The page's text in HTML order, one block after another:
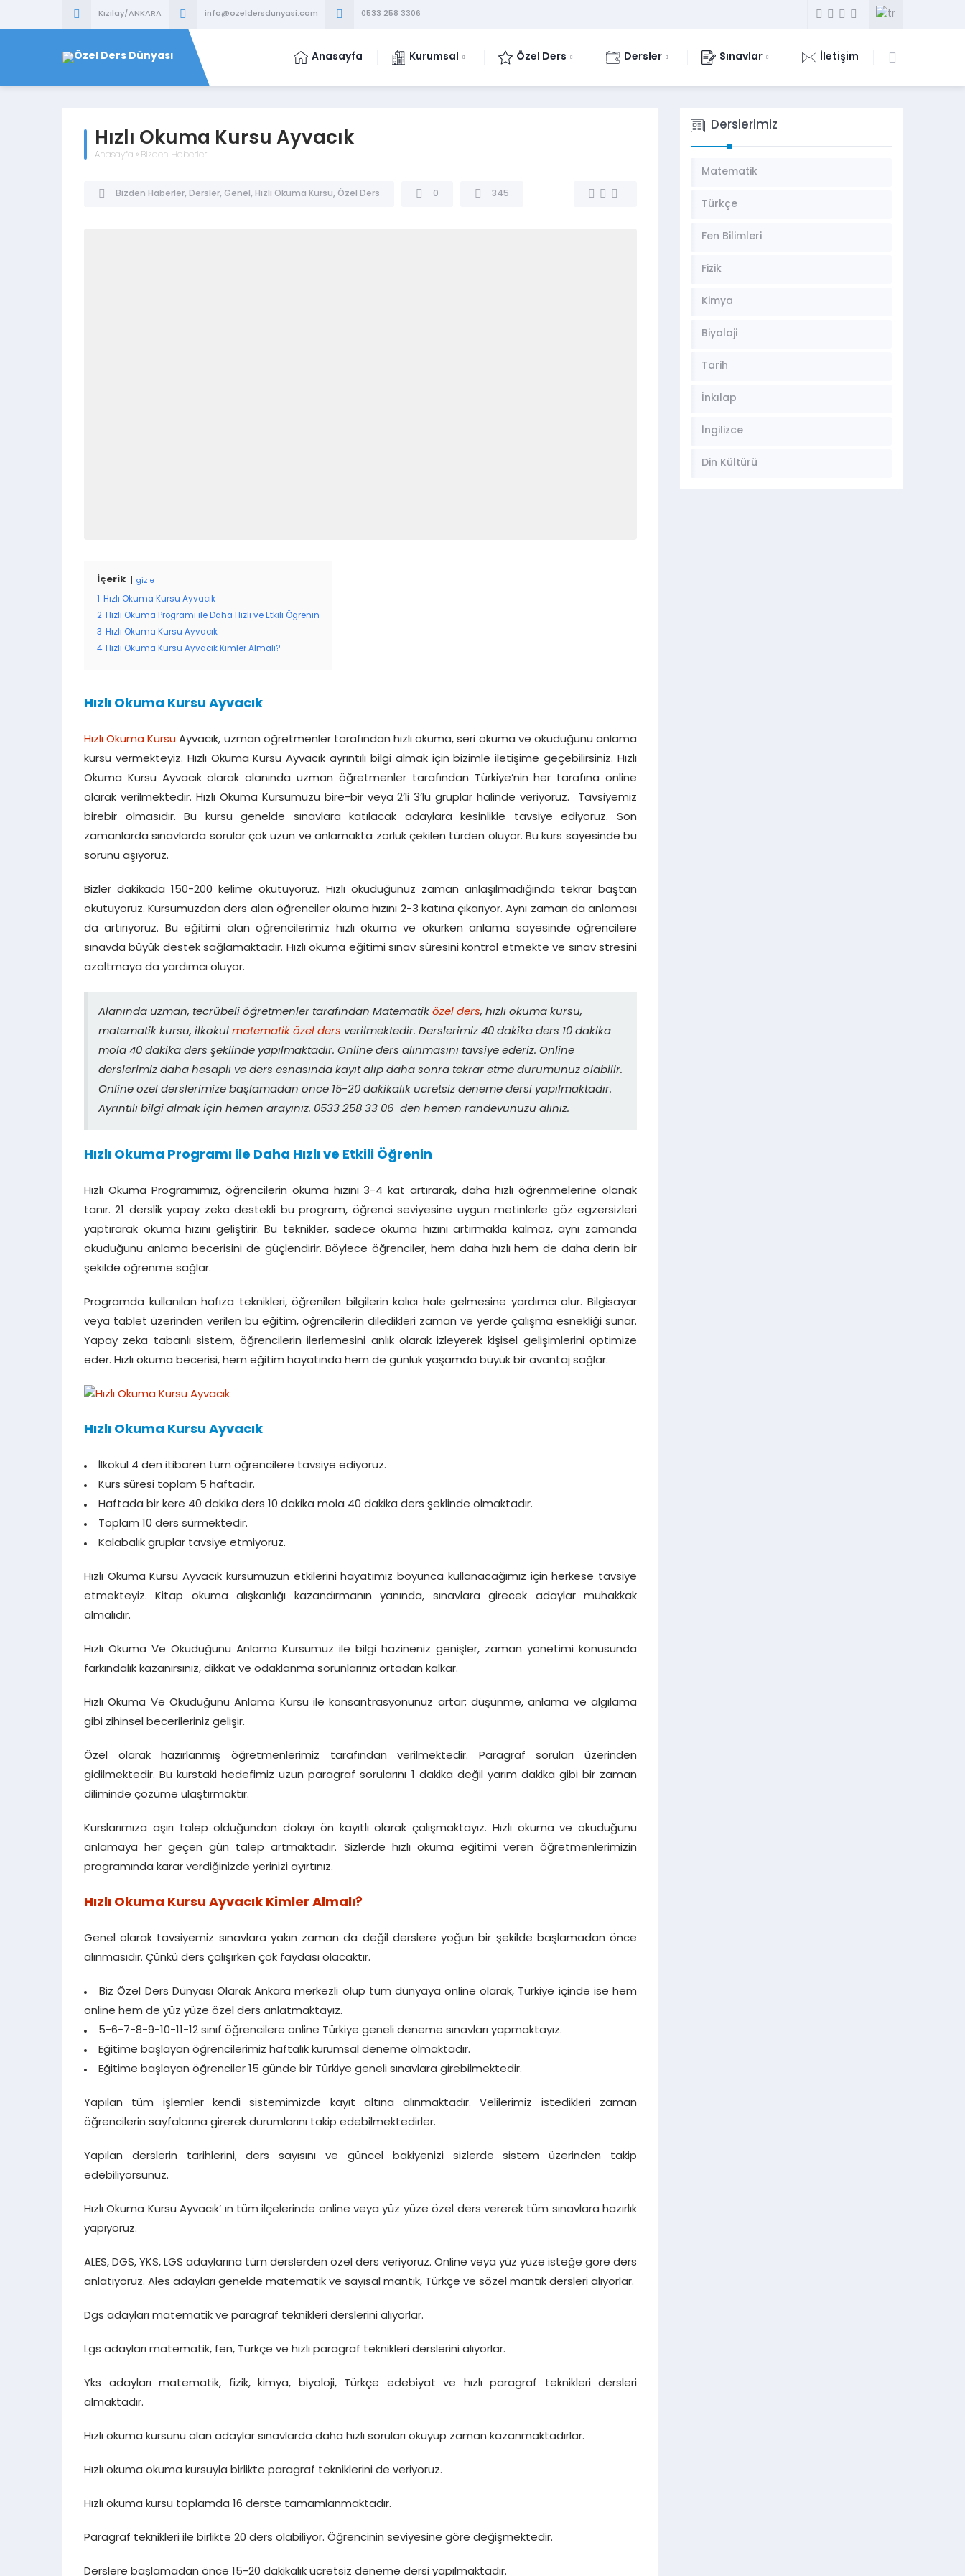
Kızılay/ANKARA info@ozeldersdunyasi.com 0533 258 3306
Anasayfa Kurumsal Özel Ders Dersler Sınavlar İletişim
Hızlı Okuma Kursu Ayvacık
Anasayfa » Bizden Haberler
Bizden Haberler, Dersler, Genel , Hızlı Okuma Kursu, Özel Ders 0 345
İçerik gizle
Hızlı Okuma Kursu Ayvacık
2 Hızlı Okuma Programı ile Daha Hızlı ve Etkili Öğrenin
3
Hızlı Okuma Kursu Ayvacık
4 Hızlı Okuma Kursu Ayvacık Kimler Almalı?
Hızlı Okuma Kursu Ayvacık
Hızlı Okuma Kursu Ayvacık, uzman öğretmenler tarafından hızlı okuma, seri okuma ve okuduğunu anlama
kursu vermekteyiz. Hızlı Okuma Kursu Ayvacık ayrıntılı bilgi almak için bizimle iletişime geçebilirsiniz. Hızlı
Okuma Kursu Ayvacık olarak alanında uzman öğretmenler tarafından Türkiye’nin her tarafına online
olarak verilmektedir. Hızlı Okuma Kursumuzu bire-bir veya 2’li 3’lü gruplar halinde veriyoruz. Tavsiyemiz
birebir olmasıdır. Bu kursu genelde sınavlara katılacak adaylara kesinlikle tavsiye ediyoruz. Son
zamanlarda sınavlarda sorular çok uzun ve anlamakta zorluk çekilen türden oluyor. Bu kurs sayesinde bu
sorunu aşıyoruz.
Bizler dakikada 150-200 kelime okutuyoruz. Hızlı okuduğunuz zaman anlaşılmadığında tekrar baştan
okutuyoruz. Kursumuzdan ders alan öğrenciler okuma hızını 2-3 katına çıkarıyor. Aynı zaman da anlaması
da artırıyoruz. Bu eğitimi alan öğrencilerimiz hızlı okuma ve okurken anlama sayesinde öğrencilere
sınavda büyük destek sağlamaktadır. Hızlı okuma eğitimi sınav süresini kontrol etmekte ve sınav stresini
azaltmaya da yardımcı oluyor.
Alanında uzman, tecrübeli öğretmenler tarafından Matematik özel ders, hızlı okuma kursu,
matematik kursu, ilkokul matematik özel ders verilmektedir. Derslerimiz 40 dakika ders 10 dakika
mola 40 dakika ders şeklinde yapılmaktadır. Online ders alınmasını tavsiye ederiz. Online
derslerimiz daha hesaplı ve ders esnasında kayıt alıp daha sonra tekrar etme durumunuz olabilir.
Online özel derslerimize başlamadan önce 15-20 dakikalık ücretsiz deneme dersi yapılmaktadır.
Ayrıntılı bilgi almak için hemen arayınız. 0533 258 33 06 den hemen randevunuzu alınız.
Hızlı Okuma Programı ile Daha Hızlı ve Etkili Öğrenin
Hızlı Okuma Programımız, öğrencilerin okuma hızını 3-4 kat artırarak, daha hızlı öğrenmelerine olanak
tanır. 21 derslik yapay zeka destekli bu program, öğrenci seviyesine uygun metinlerle göz egzersizleri
yaptırarak okuma hızını geliştirir. Bu teknikler, sadece okuma hızını artırmakla kalmaz, aynı zamanda
okuduğunu anlama becerisini de güçlendirir. Böylece öğrenciler, hem daha hızlı hem de daha derin bir
şekilde öğrenme sağlar.
Programda kullanılan hafıza teknikleri, öğrenilen bilgilerin kalıcı hale gelmesine yardımcı olur. Bilgisayar
veya tablet üzerinden verilen bu eğitim, öğrencilerin diledikleri zaman ve yerde çalışma esnekliği sunar.
Yapay zeka tabanlı sistem, öğrencilerin ilerlemesini anlık olarak izleyerek kişisel gelişimlerini optimize
eder. Hızlı okuma becerisi, hem eğitim hayatında hem de günlük yaşamda büyük bir avantaj sağlar.
Hızlı Okuma Kursu Ayvacık
İlkokul 4 den itibaren tüm öğrencilere tavsiye ediyoruz.
Kurs süresi toplam 5 haftadır.
Haftada bir kere 40 dakika ders 10 dakika mola 40 dakika ders şeklinde olmaktadır.
Toplam 10 ders sürmektedir.
Kalabalık gruplar tavsiye etmiyoruz.
Hızlı Okuma Kursu Ayvacık kursumuzun etkilerini hayatımız boyunca kullanacağımız için herkese tavsiye
etmekteyiz. Kitap okuma alışkanlığı kazandırmanın yanında, sınavlara girecek adaylar muhakkak
almalıdır.
Hızlı Okuma Ve Okuduğunu Anlama Kursumuz ile bilgi hazineniz genişler, zaman yönetimi konusunda
farkındalık kazanırsınız, dikkat ve odaklanma sorunlarınız ortadan kalkar.
Hızlı Okuma Ve Okuduğunu Anlama Kursu ile konsantrasyonunuz artar; düşünme, anlama ve algılama
gibi zihinsel becerileriniz gelişir.
Özel olarak hazırlanmış öğretmenlerimiz tarafından verilmektedir. Paragraf soruları üzerinden
gidilmektedir. Bu kurstaki hedefimiz uzun paragraf sorularını 1 dakika değil yarım dakika gibi bir zaman
diliminde çözüme ulaştırmaktır.
Kurslarımıza aşırı talep olduğundan dolayı ön kayıtlı olarak çalışmaktayız. Hızlı okuma ve okuduğunu
anlamaya her geçen gün talep artmaktadır. Sizlerde hızlı okuma eğitimi veren öğretmenlerimizin
programında karar verdiğinizde yerinizi ayırtınız.
Hızlı Okuma Kursu Ayvacık Kimler Almalı?
Genel olarak tavsiyemiz sınavlara yakın zaman da değil derslere yoğun bir şekilde başlamadan önce
alınmasıdır. Çünkü ders çalışırken çok faydası olacaktır.
Biz Özel Ders Dünyası Olarak Ankara merkezli olup tüm dünyaya online olarak, Türkiye içinde ise hem
online hem de yüz yüze özel ders anlatmaktayız.
5-6-7-8-9-10-11-12 sınıf öğrencilere online Türkiye geneli deneme sınavları yapmaktayız.
Eğitime başlayan öğrencilerimiz haftalık kurumsal deneme olmaktadır.
Eğitime başlayan öğrenciler 15 günde bir Türkiye geneli sınavlara girebilmektedir.
Yapılan tüm işlemler kendi sistemimizde kayıt altına alınmaktadır. Velilerimiz istedikleri zaman
öğrencilerin sayfalarına girerek durumlarını takip edebilmektedirler.
Yapılan derslerin tarihlerini, ders sayısını ve güncel bakiyenizi sizlerde sistem üzerinden takip
edebiliyorsunuz.
Hızlı Okuma Kursu Ayvacık’ ın tüm ilçelerinde online veya yüz yüze özel ders vererek tüm sınavlara hazırlık
yapıyoruz.
ALES, DGS, YKS, LGS adaylarına tüm derslerden özel ders veriyoruz. Online veya yüz yüze isteğe göre ders
anlatıyoruz. Ales adayları genelde matematik ve sayısal mantık, Türkçe ve sözel mantık dersleri alıyorlar.
Dgs adayları matematik ve paragraf teknikleri derslerini alıyorlar.
Lgs adayları matematik, fen, Türkçe ve hızlı paragraf teknikleri derslerini alıyorlar.
Yks adayları matematik, fizik, kimya, biyoloji, Türkçe edebiyat ve hızlı paragraf teknikleri dersleri
almaktadır.
Hızlı okuma kursunu alan adaylar sınavlarda daha hızlı soruları okuyup zaman kazanmaktadırlar.
Hızlı okuma okuma kursuyla birlikte paragraf tekniklerini de veriyoruz.
Hızlı okuma kursu toplamda 16 derste tamamlanmaktadır.
Paragraf teknikleri ile birlikte 20 ders olabiliyor. Öğrencinin seviyesine göre değişmektedir.
Derslere başlamadan önce 15-20 dakikalık ücretsiz deneme dersi yapılmaktadır.
Derslerimiz
Matematik
Türkçe
Fen Bilimleri
Fizik
Kimya
Biyoloji
Tarih
İnkılap
İngilizce
Din Kültürü